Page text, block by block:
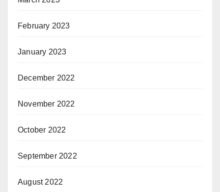
February 2023
January 2023
December 2022
November 2022
October 2022
September 2022
August 2022